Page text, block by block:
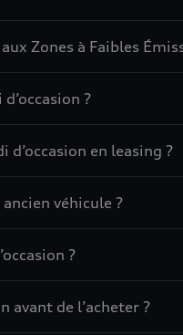
Zones à Faibles
?
d’occasion en leasing ?
véhicule ?
?
avant de l’acheter ?